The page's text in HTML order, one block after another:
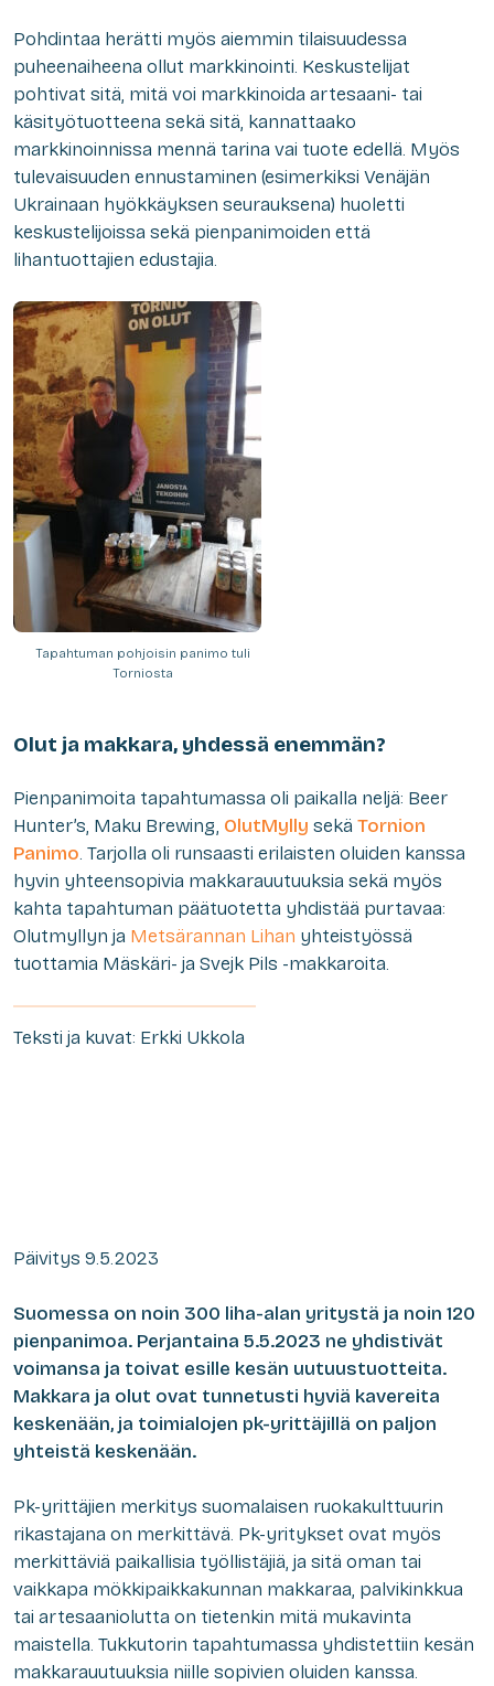
Pohdintaa herätti myös aiemmin tilaisuudessa
puheenaiheena ollut markkinointi. Keskustelijat
pohtivat sitä, mitä voi markkinoida artesaani- tai
käsityötuotteena sekä sitä, kannattaako
markkinoinnissa mennä tarina vai tuote edellä. Myös
tulevaisuuden ennustaminen (esimerkiksi Venäjän
Ukrainaan hyökkäyksen seurauksena) huoletti
keskustelijoissa sekä pienpanimoiden että
lihantuottajien edustajia.
Tapahtuman pohjoisin panimo tuli
Torniosta
Olut ja makkara, yhdessä enemmän?
Pienpanimoita tapahtumassa oli paikalla neljä: Beer
Hunter’s, Maku Brewing, OlutMylly sekä Tornion
Panimo. Tarjolla oli runsaasti erilaisten oluiden kanssa
hyvin yhteensopivia makkarauutuuksia sekä myös
kahta tapahtuman päätuotetta yhdistää purtavaa:
Olutmyllyn ja Metsärannan Lihan yhteistyössä
tuottamia Mäskäri- ja Svejk Pils -makkaroita.
Teksti ja kuvat: Erkki Ukkola
Päivitys 9.5.2023
Suomessa on noin 300 liha-alan yritystä ja noin 120
pienpanimoa. Perjantaina 5.5.2023 ne yhdistivät
voimansa ja toivat esille kesän uutuustuotteita.
Makkara ja olut ovat tunnetusti hyviä kavereita
keskenään, ja toimialojen pk-yrittäjillä on paljon
yhteistä keskenään.
Pk-yrittäjien merkitys suomalaisen ruokakulttuurin
rikastajana on merkittävä. Pk-yritykset ovat myös
merkittäviä paikallisia työllistäjiä, ja sitä oman tai
vaikkapa mökkipaikkakunnan makkaraa, palvikinkkua
tai artesaaniolutta on tietenkin mitä mukavinta
maistella. Tukkutorin tapahtumassa yhdistettiin kesän
makkarauutuuksia niille sopivien oluiden kanssa.